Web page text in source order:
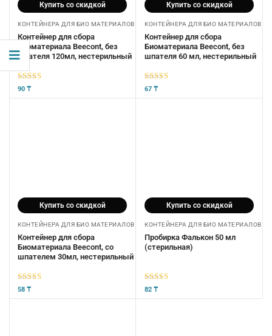
Купить со скидкой
КОНТЕЙНЕРА ДЛЯ БИО МАТЕРИАЛОВ
Контейнер для сбора
Биоматериала Beecont, без
шпателя 120мл, нестерильный
5из 5
90 ₸
Купить со скидкой
КОНТЕЙНЕРА ДЛЯ БИО МАТЕРИАЛОВ
Контейнер для сбора
Биоматериала Beecont, без
шпателя 60 мл, нестерильный
5из 5
67 ₸
Купить со скидкой
КОНТЕЙНЕРА ДЛЯ БИО МАТЕРИАЛОВ
Контейнер для сбора
Биоматериала Beecont, со
шпателем 30мл, нестерильный
5из 5
58 ₸
Купить со скидкой
КОНТЕЙНЕРА ДЛЯ БИО МАТЕРИАЛОВ
Пробирка Фалькон 50 мл
(стерильная)
5из 5
82 ₸